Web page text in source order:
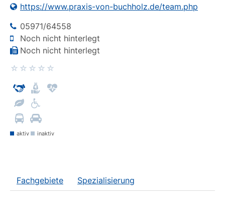
https://www.praxis-von-buchholz.de/team.php
05971/64558
Noch nicht hinterlegt
Noch nicht hinterlegt
aktiv inaktiv
Fachgebiete Spezialisierung